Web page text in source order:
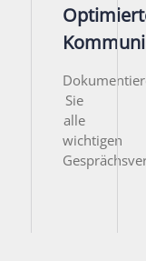
Sie
alle
wichtigen